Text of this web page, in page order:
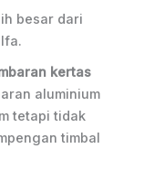
besar dari
kertas
aluminium
tetapi tidak
timbal